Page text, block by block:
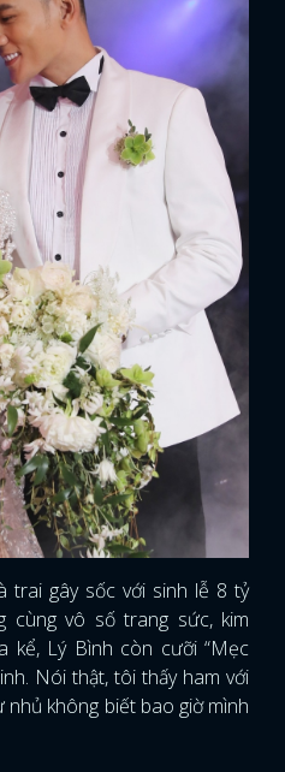
trai gây sốc với sinh lễ 8 tỷ
cùng vô số trang sức, kim
kể, Lý Bình còn cưỡi “Mẹc
Nói thật, tôi thấy ham với
không biết bao giờ mình